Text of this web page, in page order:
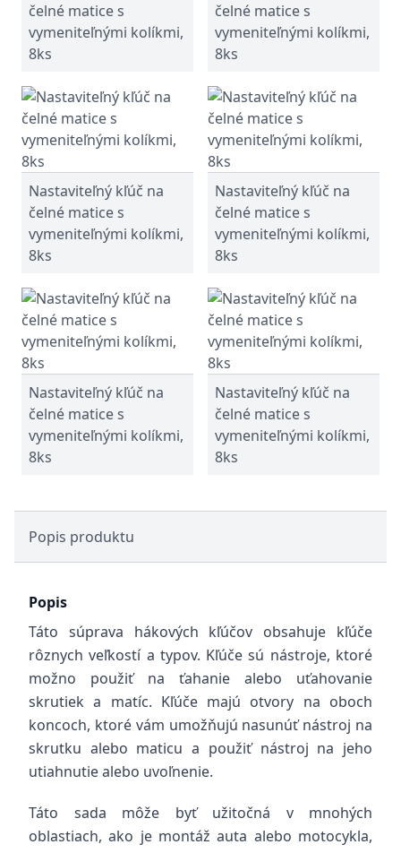
čelné matice s
vymeniteľnými kolíkmi,
8ks
čelné matice s
vymeniteľnými kolíkmi,
8ks
Nastaviteľný kľúč na
čelné matice s
vymeniteľnými kolíkmi,
8ks
Nastaviteľný kľúč na
čelné matice s
vymeniteľnými kolíkmi,
8ks
Nastaviteľný kľúč na
čelné matice s
vymeniteľnými kolíkmi,
8ks
Nastaviteľný kľúč na
čelné matice s
vymeniteľnými kolíkmi,
8ks
Popis produktu
Popis
Táto súprava hákových kľúčov obsahuje kľúče
rôznych veľkostí a typov. Kľúče sú nástroje, ktoré
možno použiť na ťahanie alebo uťahovanie
skrutiek a matíc. Kľúče majú otvory na oboch
koncoch, ktoré vám umožňujú nasunúť nástroj na
skrutku alebo maticu a použiť nástroj na jeho
utiahnutie alebo uvoľnenie.
Táto sada môže byť užitočná v mnohých
oblastiach, ako je montáž auta alebo motocykla,